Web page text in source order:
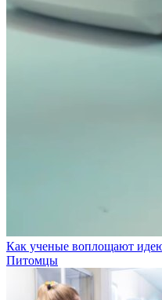
Как ученые воплощают
Питомцы